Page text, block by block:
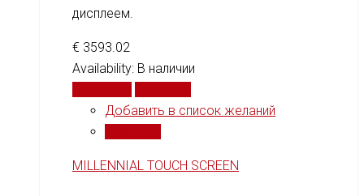
дисплеем.
€ 3593.02
Availability: В наличии
Добавить в список желаний
MILLENNIAL TOUCH SCREEN